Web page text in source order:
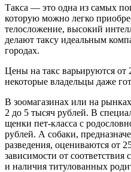
Такса — это одна из самых
которую можно легко
телосложение, высокий
делают таксу идеальным
городах.
Цены на такс варьируются от
некоторые владельцы даже
В зоомагазинах или на
2 до 5 тысяч рублей. В
щенки пет-класса с
рублей. А собаки,
разведения, оцениваются от
зависимости от
и наличия титулованных